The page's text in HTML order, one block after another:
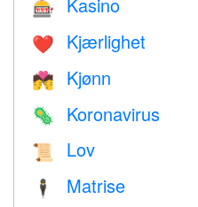
🎰
❤️️ Kjærlighet
💏 Kjønn
🦠 Koronavirus
📜 Lov
🕴️ Matrise